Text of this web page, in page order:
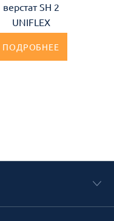
верстат SH 2
UNIFLEX
ПОДРОБНЕЕ